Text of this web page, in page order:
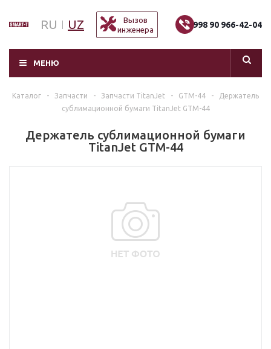
RU UZ
Вызов
инженера
+998 90 966-42-04
МЕНЮ
Каталог - Запчасти - Запчасти TitanJet - GTM-44 -
Держатель
сублимационной бумаги TitanJet GTM-44
Держатель сублимационной бумаги
TitanJet GTM-44